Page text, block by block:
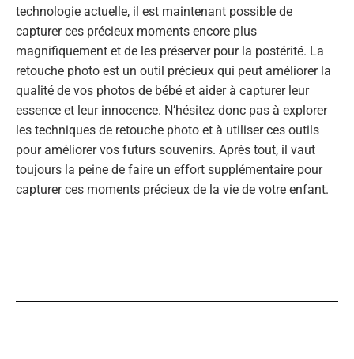
technologie actuelle, il est maintenant possible de
capturer ces précieux moments encore plus
magnifiquement et de les préserver pour la postérité. La
retouche photo est un outil précieux qui peut améliorer la
qualité de vos photos de bébé et aider à capturer leur
essence et leur innocence. N’hésitez donc pas à explorer
les techniques de retouche photo et à utiliser ces outils
pour améliorer vos futurs souvenirs. Après tout, il vaut
toujours la peine de faire un effort supplémentaire pour
capturer ces moments précieux de la vie de votre enfant.